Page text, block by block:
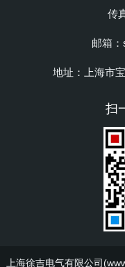
传
邮箱
地址：上海市
扫
上海徐吉电气有限公司